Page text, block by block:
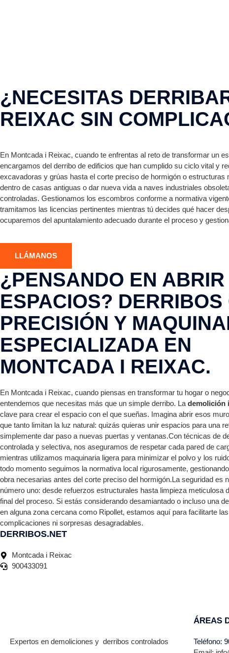
¿NECESITAS
REIXAC SIN
En Montcada i Reixac, cuando te enfrentas al reto de transformar un
encargamos del derribo de edificios que han cumplido su ciclo vital y
excavadoras y grúas hasta el corte preciso de hormigón o
dentro de casas antiguas o dar nueva vida a naves industriales
controladas. Gestionamos los escombros conforme a normativa
tramitamos las licencias pertinentes mientras tú decides qué hacer
ocuparemos del apuntalamiento adecuado durante el proceso y
LLÁMANOS
¿PENSANDO EN ABRIR
ESPACIOS? DERRIBOS
PRECISIÓN Y
ESPECIALIZADA EN
MONTCADA I REIXAC.
En Montcada i Reixac, cuando piensas en transformar tu hogar o
entendemos que necesitas más que un simple derribo. La demolición
clave para crear el espacio con el que sueñas. Imagina abrir esos
que tanto limitan la luz natural: quizás quieras unir espacios para una
simplemente dar paso a nuevas puertas y ventanas.Con técnicas de
controlada y selectiva, nos aseguramos de respetar cada pared de
mientras utilizamos maquinaria ligera para minimizar el polvo y los
todo momento seguimos la normativa local rigurosamente,
obra necesarias antes del corte preciso del hormigón.La seguridad es
número uno: desde refuerzos estructurales hasta limpieza meticulosa
final del proceso. Si estás considerando desamiantado o incluso una
en alguna zona cercana como Ripollet, estamos aquí para facilitarte
complicaciones ni sorpresas desagradables.
DERRIBOS.NET
Montcada i Reixac
900433091
Expertos en demoliciones y derribos controlados
ÁREAS
Teléfono: